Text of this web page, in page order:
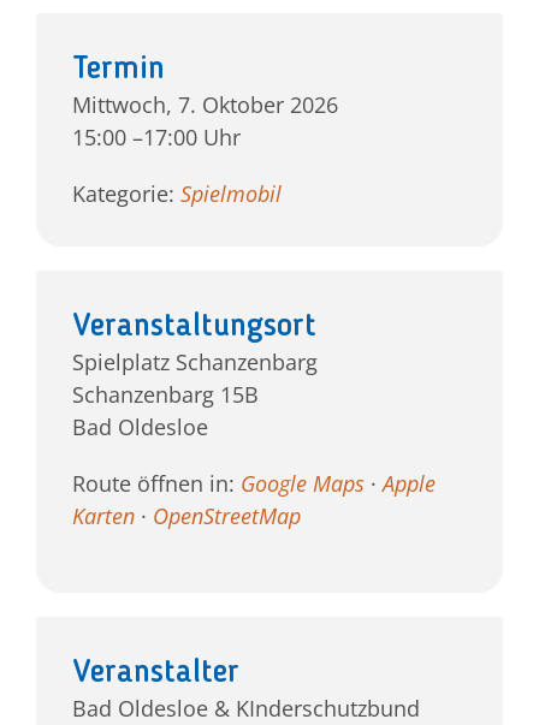
Termin
Mittwoch, 7. Oktober 2026
15:00 –17:00 Uhr
Kategorie: Spielmobil
Veranstaltungsort
Spielplatz Schanzenbarg
Schanzenbarg 15B
Bad Oldesloe
Route öffnen in: Google Maps ·Apple
Karten · OpenStreetMap
Veranstalter
Bad Oldesloe & KInderschutzbund